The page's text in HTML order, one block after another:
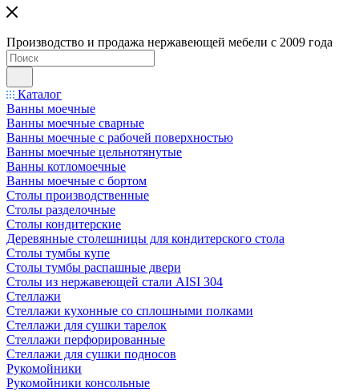
Производство и продажа нержавеющей мебели с 2009 года
Каталог
Ванны моечные
Ванны моечные сварные
Ванны моечные с рабочей поверхностью
Ванны моечные цельнотянутые
Ванны котломоечные
Ванны моечные с бортом
Столы производственные
Столы разделочные
Столы кондитерские
Деревянные столешницы для кондитерского стола
Столы тумбы купе
Столы тумбы распашные двери
Столы из нержавеющей стали AISI 304
Стеллажи
Стеллажи кухонные со сплошными полками
Стеллажи для сушки тарелок
Стеллажи перфорированные
Стеллажи для сушки подносов
Рукомойники
Рукомойники консольные